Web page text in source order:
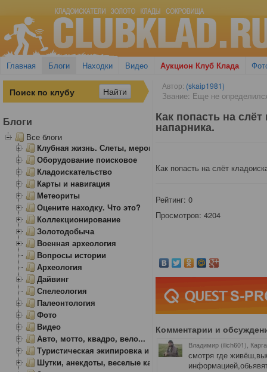
Главная Блоги Находки Видео Аукцион Клуб Клада
Автор: (skaip1981)
Звание: Еще не
Как попасть на
напарника.
Как попасть на слёт
Рейтинг:0
Просмотров: 4204
Комментарии и
Владимир (ilich601),
смотря где
Блоги
Все блоги
Клубная жизнь. Слеты, мероприятия
Оборудование поисковое
Кладоискательство
Карты и навигация
Метеориты
Оцените находку. Что это?
Коллекционирование
Золотодобыча
Военная археология
Вопросы истории
Археология
Дайвинг
Спелеология
Палеонтология
Фото
Видео
Авто, мотто, квадро, вело...
Туристическая экипировка и снаряжение
Шутки, анекдоты, веселые картинки